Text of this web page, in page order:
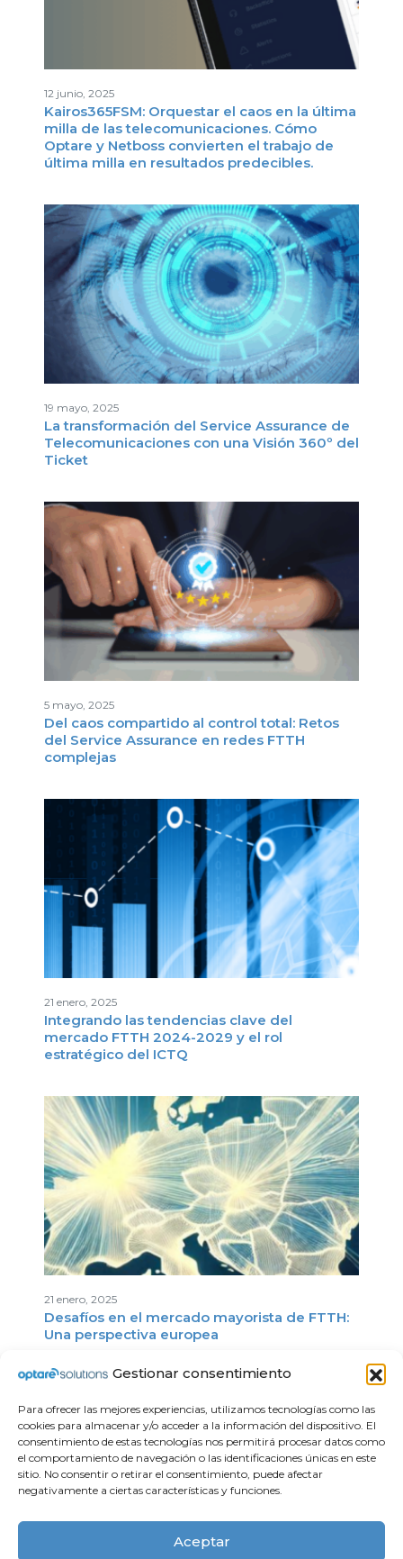
Gestionar consentimiento
Para ofrecer las mejores experiencias, utilizamos tecnologías como las
cookies para almacenar y/o acceder a la información del dispositivo. El
consentimiento de estas tecnologías nos permitirá procesar datos como
el comportamiento de navegación o las identificaciones únicas en este
sitio. No consentir o retirar el consentimiento, puede afectar
negativamente a ciertas características y funciones.
Aceptar
12 junio, 2025
Kairos365FSM: Orquestar el caos en la última
milla de las telecomunicaciones. Cómo
Optare y Netboss convierten el trabajo de
última milla en resultados predecibles.
19 mayo, 2025
La transformación del Service Assurance de
Telecomunicaciones con una Visión 360º del
Ticket
5 mayo, 2025
Del caos compartido al control total: Retos
del Service Assurance en redes FTTH
complejas
21 enero, 2025
Integrando las tendencias clave del
mercado FTTH 2024-2029 y el rol
estratégico del ICTQ
21 enero, 2025
Desafíos en el mercado mayorista de FTTH:
Una perspectiva europea
Contacto